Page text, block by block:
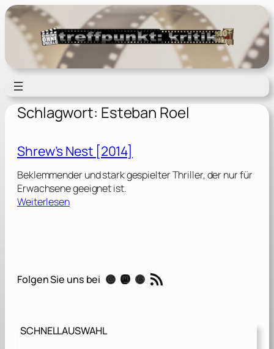
Zum
Inhalt
springen
Schlagwort: Esteban Roel
Shrew’s Nest [2014]
Beklemmender und stark gespielter Thriller, der nur für
Erwachsene geeignet ist.
Weiterlesen:
’
s
Folgen Sie uns bei Instagram Mastodon Threads RSS-Feed
SCHNELLAUSWAHL